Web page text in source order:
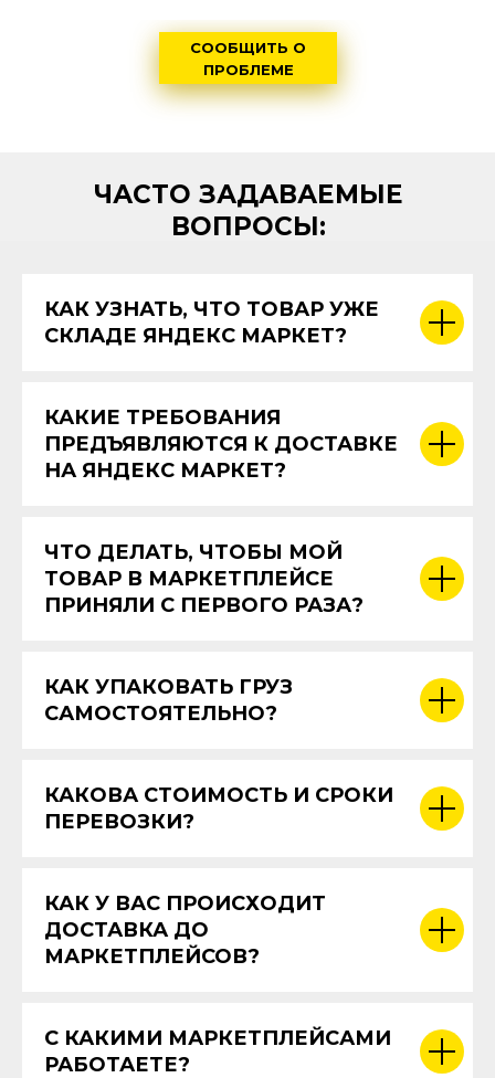
СООБЩИТЬ О
ПРОБЛЕМЕ
ЧАСТО ЗАДАВАЕМЫЕ
ВОПРОСЫ:
КАК УЗНАТЬ, ЧТО ТОВАР УЖЕ
СКЛАДЕ ЯНДЕКС МАРКЕТ?
КАКИЕ ТРЕБОВАНИЯ
ПРЕДЪЯВЛЯЮТСЯ К ДОСТАВКЕ
НА ЯНДЕКС МАРКЕТ?
ЧТО ДЕЛАТЬ, ЧТОБЫ МОЙ
ТОВАР В МАРКЕТПЛЕЙСЕ
ПРИНЯЛИ С ПЕРВОГО РАЗА?
КАК УПАКОВАТЬ ГРУЗ
САМОСТОЯТЕЛЬНО?
КАКОВА СТОИМОСТЬ И СРОКИ
ПЕРЕВОЗКИ?
КАК У ВАС ПРОИСХОДИТ
ДОСТАВКА ДО
МАРКЕТПЛЕЙСОВ?
С КАКИМИ МАРКЕТПЛЕЙСАМИ
РАБОТАЕТЕ?